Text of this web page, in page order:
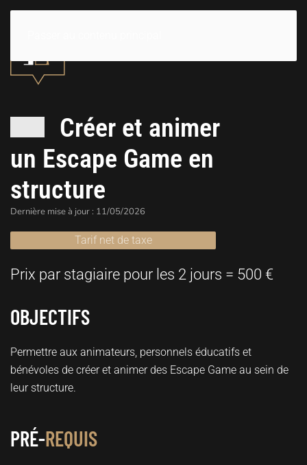
Créer et animer
un Escape Game en
structure
Dernière mise à jour : 11/05/2026
Tarif net de taxe
Prix par stagiaire pour les 2 jours = 500 €
OBJECTIFS
Permettre aux animateurs, personnels éducatifs et
bénévoles de créer et animer des Escape Game au sein de
leur structure.
PRÉ-REQUIS